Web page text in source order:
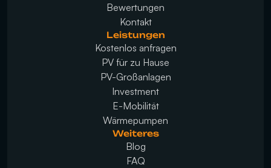
Bewertungen
Kontakt
Leistungen
Kostenlos anfragen
PV für zu Hause
PV-Großanlagen
Investment
E-Mobilität
Wärmepumpen
Weiteres
Blog
FAQ